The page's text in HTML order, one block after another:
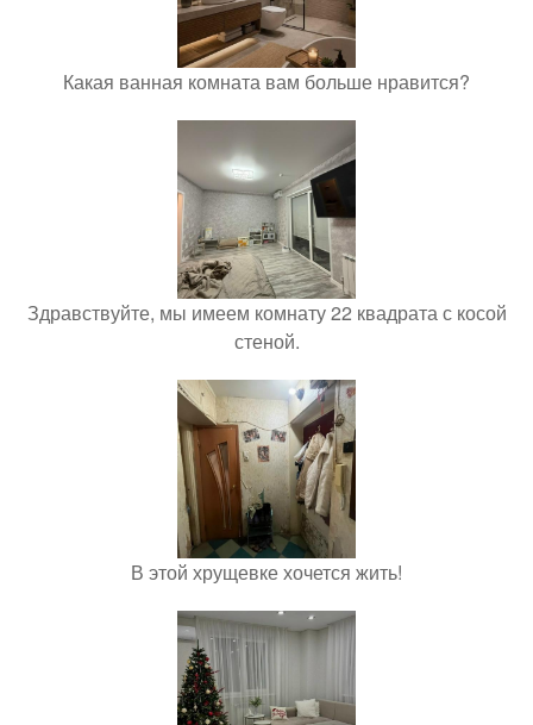
Какая ванная комната вам больше нравится?
Здравствуйте, мы имеем комнату 22 квадрата с косой
стеной.
В этой хрущевке хочется жить!